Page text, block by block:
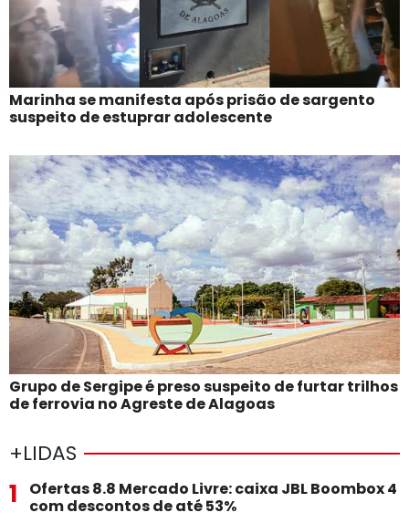
Marinha se manifesta após prisão de sargento
suspeito de estuprar adolescente
Grupo de Sergipe é preso suspeito de furtar trilhos
de ferrovia no Agreste de Alagoas
+LIDAS
1
Ofertas 8.8 Mercado Livre: caixa JBL Boombox 4
com descontos de até 53%